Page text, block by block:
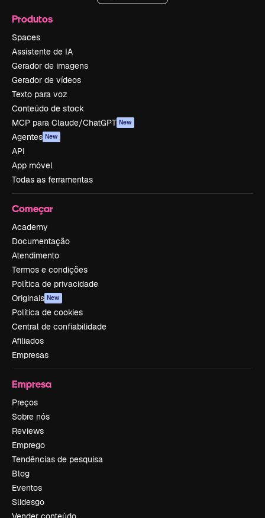
Produtos
Spaces
Assistente de IA
Gerador de imagens
Gerador de vídeos
Texto para voz
Conteúdo de stock
MCP para Claude/ChatGPT New
Agentes New
API
App móvel
Todas as ferramentas
Começar
Academy
Documentação
Atendimento
Termos e condições
Política de privacidade
Originais New
Política de cookies
Central de confiabilidade
Afiliados
Empresas
Empresa
Preços
Sobre nós
Reviews
Emprego
Tendências de pesquisa
Blog
Eventos
Slidesgo